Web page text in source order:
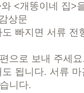
<개똥이네 집>
상문
빠지면 서류 전
으로 보내 주세
됩니다. 서류
니다.